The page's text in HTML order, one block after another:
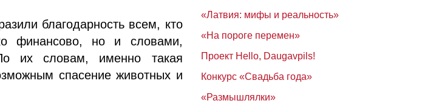
благодарность всем, кто
финансово, но и словами,
их словам, именно такая
спасение животных и
«Латвия: мифы и реальность»
«На пороге перемен»
Проект Hello, Daugavpils!
Конкурс «Свадьба года»
«Размышлялки»